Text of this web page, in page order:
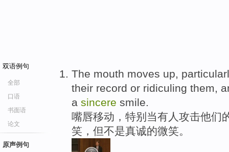
双语例句
全部
口语
书面语
论文
原声例句
The mouth moves up,
their record or ridiculing them,
a sincere smile.
嘴唇移动，特别当有人攻击他们
笑，但不是真诚的微笑。